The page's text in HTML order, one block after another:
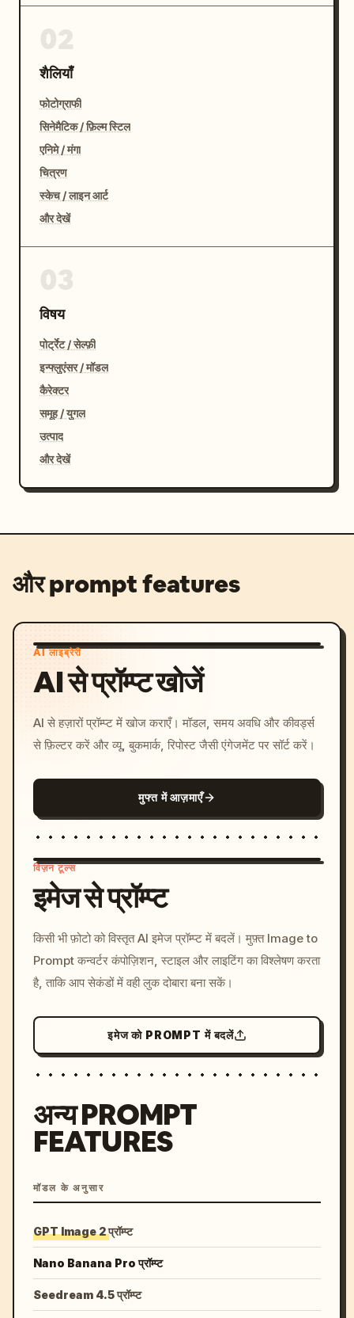
शैलियाँ
फोटोग्राफी
सिनेमैटिक / फ़िल्म स्टिल
एनिमे / मंगा
चित्रण
स्केच / लाइन आर्ट
और देखें
विषय
पोर्ट्रेट / सेल्फ़ी
इन्फ्लुएंसर / मॉडल
कैरेक्टर
समूह / युगल
उत्पाद
और देखें
और prompt features
AI लाइब्रेरी
AI से प्रॉम्प्ट खोजें
AI से हज़ारों प्रॉम्प्ट में खोज कराएँ। मॉडल, समय अवधि और कीवर्ड्स
से फ़िल्टर करें और व्यू, बुकमार्क, रिपोस्ट जैसी एंगेजमेंट पर सॉर्ट करें।
मुफ्त में आज़माएँ
c, cyberpunk sunset, neon
colors, 8k --v 6.0
विज़न टूल्स
इमेज से प्रॉम्प्ट
किसी भी फ़ोटो को विस्तृत AI इमेज प्रॉम्प्ट में बदलें। मुफ़्त Image to
Prompt कन्वर्टर कंपोज़िशन, स्टाइल और लाइटिंग का विश्लेषण करता
है, ताकि आप सेकंडों में वही लुक दोबारा बना सकें।
इमेज को PROMPT में बदलें
अन्य PROMPT
FEATURES
मॉडल के अनुसार
GPT Image 2 प्रॉम्प्ट
Nano Banana Pro प्रॉम्प्ट
Seedream 4.5 प्रॉम्प्ट